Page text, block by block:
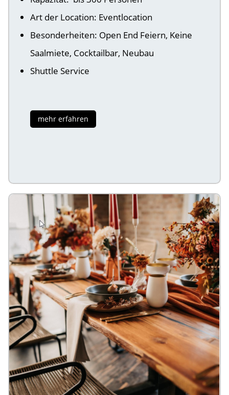
Art der Location: Eventlocation
Besonderheiten: Open End Feiern, Keine
Saalmiete, Cocktailbar, Neubau
Shuttle Service
mehr erfahren